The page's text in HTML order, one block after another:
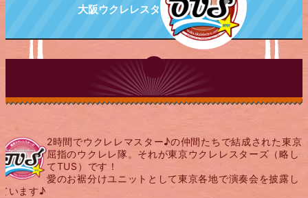
大阪ウクレレスターズ
PAGE TOP
2時間でウクレレマスター♪の仲間たちで結成された東京
屈指のウクレレ隊。それが東京ウクレレスターズ（略し
てTUS）です！
愛のお裾分けユニットとして東京各地で演奏会を披露し
います♪